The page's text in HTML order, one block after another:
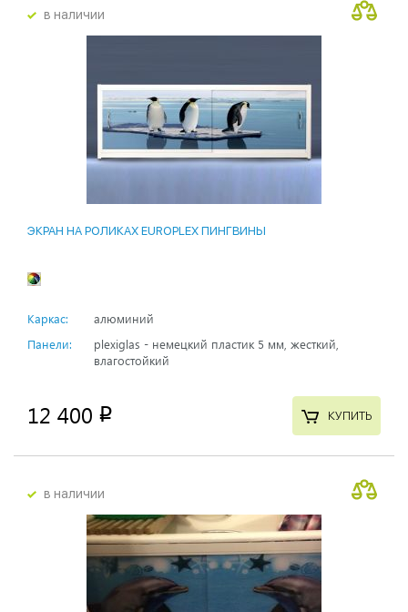
в наличии
ЭКРАН НА РОЛИКАХ EUROPLEX ПИНГВИНЫ
Каркас:
алюминий
Панели:
plexiglas - немецкий пластик 5 мм, жесткий,
влагостойкий
12 400 p КУПИТЬ
в наличии